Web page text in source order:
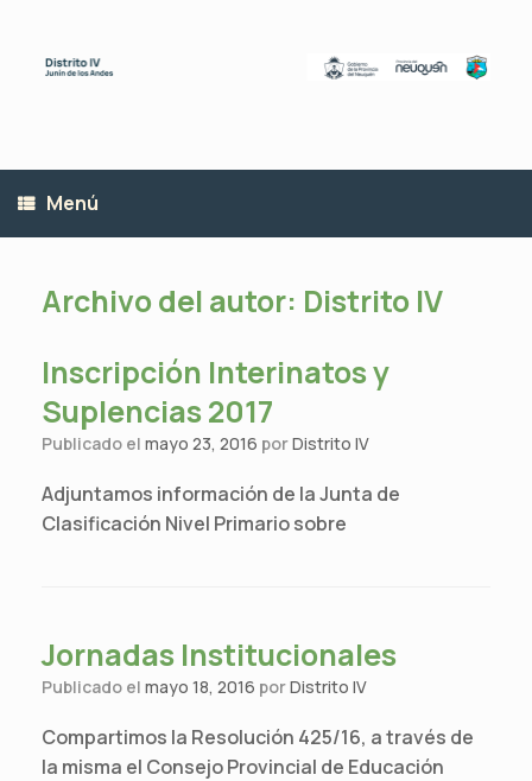
contenido
Menú
Archivo del autor: Distrito IV
Inscripción Interinatos y
Suplencias 2017
Publicado el mayo 23, 2016 porDistrito IV
Adjuntamos información de la Junta de
Clasificación Nivel Primario sobre
Jornadas Institucionales
Publicado el mayo 18, 2016 porDistrito IV
Compartimos la Resolución 425/16, a través de
la misma el Consejo Provincial de Educación